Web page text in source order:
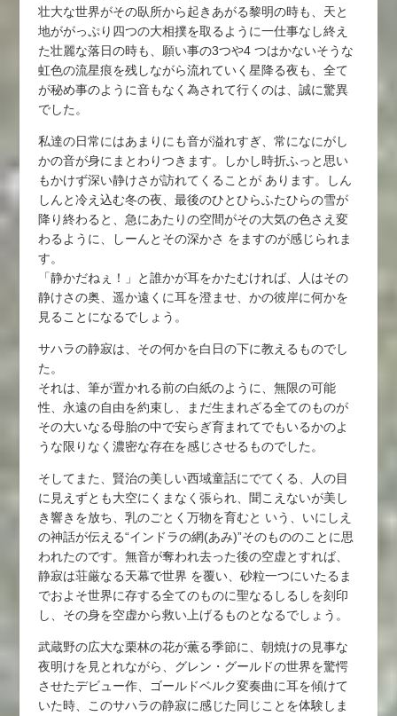
壮大な世界がその臥所から起きあがる黎明の時も、天と
地ががっぷり四つの大相撲を取るように一仕事なし終え
た壮麗な落日の時も、願い事の3つや4 つはかないそうな
虹色の流星痕を残しながら流れていく星降る夜も、全て
が秘め事のように音もなく為されて行くのは、誠に驚異
でした。
私達の日常にはあまりにも音が溢れすぎ、常になにがし
かの音が身にまとわりつきます。しかし時折ふっと思い
もかけず深い静けさが訪れてくることが あります。しん
しんと冷え込む冬の夜、最後のひとひらふたひらの雪が
降り終わると、急にあたりの空間がその大気の色さえ変
わるように、しーんとその深かさ をますのが感じられま
す。
「静かだねぇ！」と誰かが耳をかたむければ、人はその
静けさの奥、遥か遠くに耳を澄ませ、かの彼岸に何かを
見ることになるでしょう。
サハラの静寂は、その何かを白日の下に教えるものでし
た。
それは、筆が置かれる前の白紙のように、無限の可能
性、永遠の自由を約束し、まだ生まれざる全てのものが
その大いなる母胎の中で安らぎ育まれてでもいるかのよ
うな限りなく濃密な存在を感じさせるものでした。
そしてまた、賢治の美しい西域童話にでてくる、人の目
に見えずとも大空にくまなく張られ、聞こえないが美し
き響きを放ち、乳のごとく万物を育むと いう、いにしえ
の神話が伝える“インドラの網(あみ)”そのもののことに思
われたのです。無音が奪われ去った後の空虚とすれば、
静寂は荘厳なる天幕で世界 を覆い、砂粒一つにいたるま
でおよそ世界に存する全てのものに聖なるしるしを刻印
し、その身を空虚から救い上げるものとなるでしょう。
武蔵野の広大な栗林の花が薫る季節に、朝焼けの見事な
夜明けを見とれながら、グレン・グールドの世界を驚愕
させたデビュー作、ゴールドベルク変奏曲に耳を傾けて
いた時、このサハラの静寂に感じた同じことを体験しま